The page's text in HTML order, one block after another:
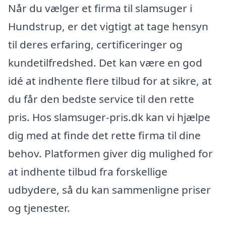
Når du vælger et firma til slamsuger i
Hundstrup, er det vigtigt at tage hensyn
til deres erfaring, certificeringer og
kundetilfredshed. Det kan være en god
idé at indhente flere tilbud for at sikre, at
du får den bedste service til den rette
pris. Hos slamsuger-pris.dk kan vi hjælpe
dig med at finde det rette firma til dine
behov. Platformen giver dig mulighed for
at indhente tilbud fra forskellige
udbydere, så du kan sammenligne priser
og tjenester.